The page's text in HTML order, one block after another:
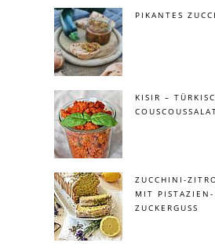
PIKANTES
KISIR –
ZUCCHINI-
MIT PISTAZIEN-
ZUCKERGUSS